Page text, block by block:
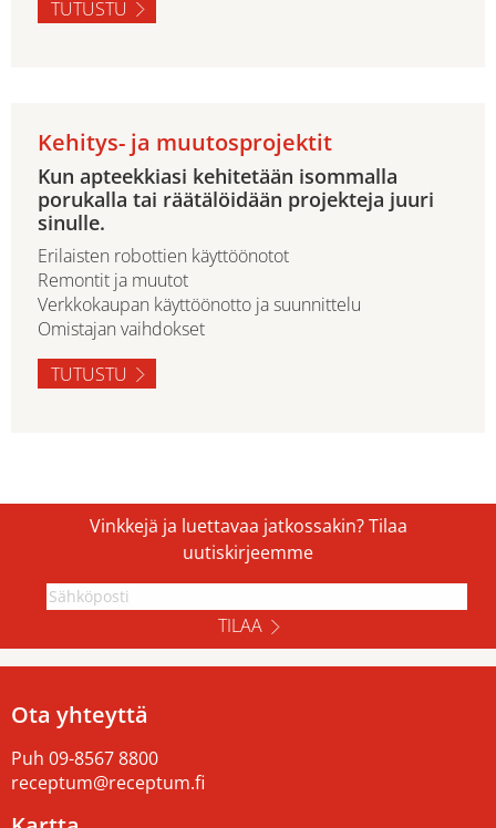
TUTUSTU
Kehitys- ja muutosprojektit
Kun apteekkiasi kehitetään isommalla
porukalla tai räätälöidään projekteja juuri
sinulle.
Erilaisten robottien käyttöönotot
Remontit ja muutot
Verkkokaupan käyttöönotto ja suunnittelu
Omistajan vaihdokset
TUTUSTU
Vinkkejä ja luettavaa jatkossakin? Tilaa
uutiskirjeemme
TILAA
Ota yhteyttä
Puh 09-8567 8800
receptum@receptum.fi